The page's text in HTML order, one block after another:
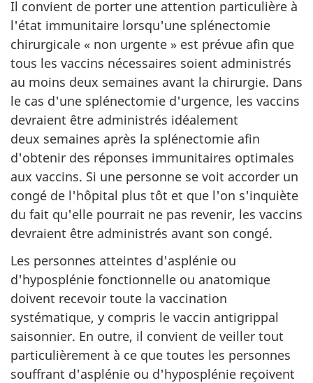
Il convient de porter une attention particulière à
l'état immunitaire lorsqu'une splénectomie
chirurgicale « non urgente » est prévue afin que
tous les vaccins nécessaires soient administrés
au moins deux semaines avant la chirurgie. Dans
le cas d'une splénectomie d'urgence, les vaccins
devraient être administrés idéalement
deux semaines après la splénectomie afin
d'obtenir des réponses immunitaires optimales
aux vaccins. Si une personne se voit accorder un
congé de l'hôpital plus tôt et que l'on s'inquiète
du fait qu'elle pourrait ne pas revenir, les vaccins
devraient être administrés avant son congé.
Les personnes atteintes d'asplénie ou
d'hyposplénie fonctionnelle ou anatomique
doivent recevoir toute la vaccination
systématique, y compris le vaccin antigrippal
saisonnier. En outre, il convient de veiller tout
particulièrement à ce que toutes les personnes
souffrant d'asplénie ou d'hyposplénie reçoivent